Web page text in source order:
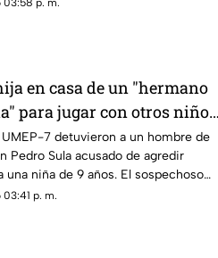
03:58 p. m.
en casa de un "hermano
para jugar con otros niños
4bus4d4
7 detuvieron a un hombre de
Pedro Sula acusado de agredir
una niña de 9 años. El sospechoso
Público.
p. m.